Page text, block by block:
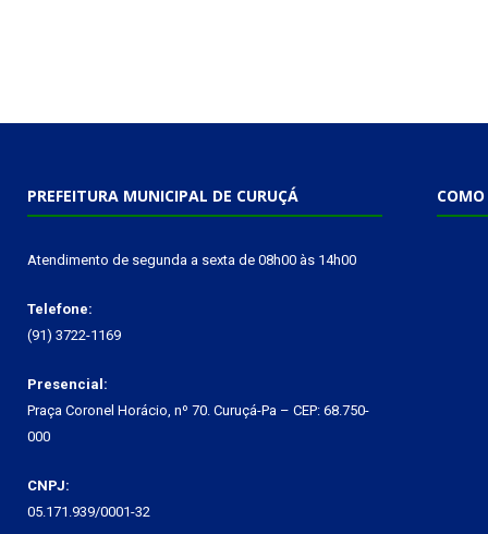
PREFEITURA MUNICIPAL DE CURUÇÁ
Atendimento de segunda a sexta de 08h00 às 14h00
Telefone:
(91) 3722-1169
Presencial:
Praça Coronel Horácio, nº 70. Curuçá-Pa – CEP: 68.750-
000
CNPJ:
05.171.939/0001-32
COMO